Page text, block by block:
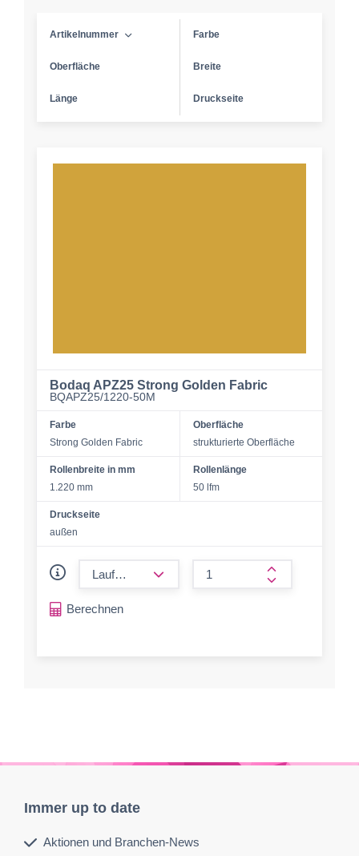
Artikelnummer Farbe
Oberfläche Breite
Länge Druckseite
Bodaq APZ25 Strong Golden Fabric
BQAPZ25/1220-50M
Farbe
Strong Golden Fabric
Oberfläche
strukturierte Oberfläche
Rollenbreite in mm
1.220 mm
Rollenlänge
50 lfm
Druckseite
außen
form.increase-
Berechnen
Immer up to date
Aktionen und Branchen-News